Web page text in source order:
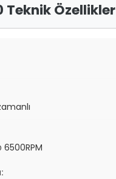
Teknik Özellikler
6500RPM